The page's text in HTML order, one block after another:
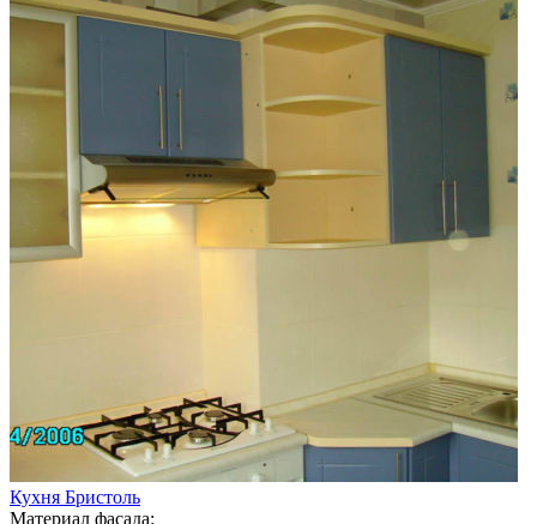
Кухня Бристоль
Материал фасада: